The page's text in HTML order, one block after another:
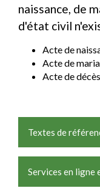
naissance, de
d'état civil
Acte de
Acte de
Acte de décès
Textes de
Services en ligne